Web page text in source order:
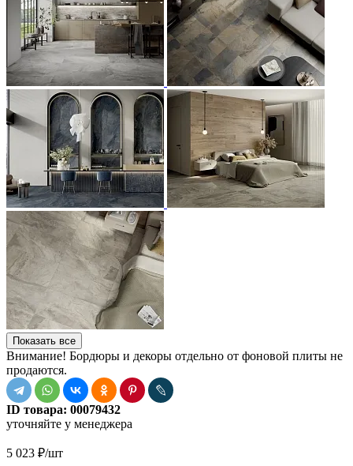
Показать все
Внимание! Бордюры и декоры отдельно от фоновой плиты не
продаются.
ID товара: 00079432
уточняйте у менеджера
5 023 ₽/шт